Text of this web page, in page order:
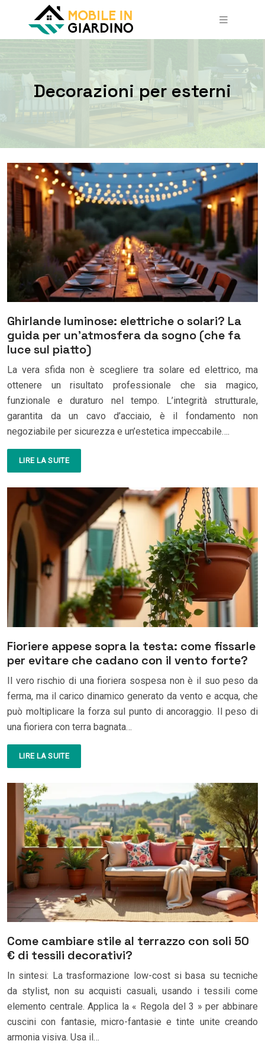
Decorazioni per esterni
Ghirlande luminose: elettriche o solari? La
guida per un’atmosfera da sogno (che fa
luce sul piatto)
La vera sfida non è scegliere tra solare ed elettrico, ma
ottenere un risultato professionale che sia magico,
funzionale e duraturo nel tempo. L’integrità strutturale,
garantita da un cavo d’acciaio, è il fondamento non
negoziabile per sicurezza e un’estetica impeccabile….
LIRE LA SUITE
Fioriere appese sopra la testa: come fissarle
per evitare che cadano con il vento forte?
Il vero rischio di una fioriera sospesa non è il suo peso da
ferma, ma il carico dinamico generato da vento e acqua, che
può moltiplicare la forza sul punto di ancoraggio. Il peso di
una fioriera con terra bagnata…
LIRE LA SUITE
Come cambiare stile al terrazzo con soli 50
€ di tessili decorativi?
In sintesi: La trasformazione low-cost si basa su tecniche
da stylist, non su acquisti casuali, usando i tessili come
elemento centrale. Applica la « Regola del 3 » per abbinare
cuscini con fantasie, micro-fantasie e tinte unite creando
armonia visiva. Usa il…